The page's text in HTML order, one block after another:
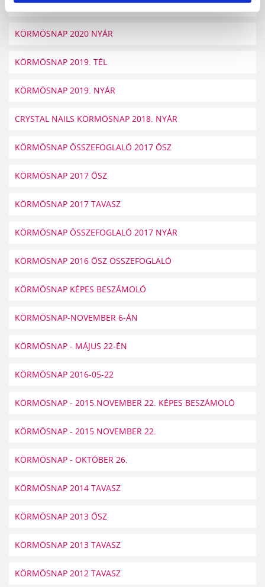
KÖRMÖSNAP 2020. TÉL
KÖRMÖSNAP 2020 NYÁR
KÖRMÖSNAP 2019. TÉL
KÖRMÖSNAP 2019. NYÁR
CRYSTAL NAILS KÖRMÖSNAP 2018. NYÁR
KÖRMÖSNAP ÖSSZEFOGLALÓ 2017 ŐSZ
KÖRMÖSNAP 2017 ŐSZ
KÖRMÖSNAP 2017 TAVASZ
KÖRMÖSNAP ÖSSZEFOGLALÓ 2017 NYÁR
KÖRMÖSNAP 2016 ŐSZ ÖSSZEFOGLALÓ
KÖRMÖSNAP KÉPES BESZÁMOLÓ
KÖRMÖSNAP-NOVEMBER 6-ÁN
KÖRMÖSNAP - MÁJUS 22-ÉN
KÖRMÖSNAP 2016-05-22
KÖRMÖSNAP - 2015.NOVEMBER 22. KÉPES BESZÁMOLÓ
KÖRMÖSNAP - 2015.NOVEMBER 22.
KÖRMÖSNAP - OKTÓBER 26.
KÖRMÖSNAP 2014 TAVASZ
KÖRMÖSNAP 2013 ŐSZ
KÖRMÖSNAP 2013 TAVASZ
KÖRMÖSNAP 2012 TAVASZ